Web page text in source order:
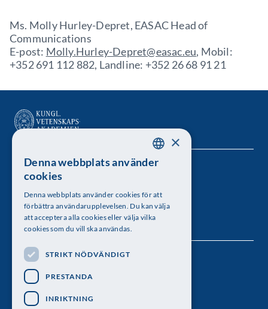
Ms. Molly Hurley-Depret, EASAC Head of
Communications
E-post: Molly.Hurley-Depret@easac.eu, Mobil:
+352 691 112 882, Landline: +352 26 68 91 21
Kungl. Vetenskapsakademien
Besöksadress: Lilla Frescativägen 4A
Telefon: 08-673 95 00
Följ oss
SWEDISH
×
Denna webbplats använder
cookies
Denna webbplats använder cookies för att
förbättra användarupplevelsen. Du kan välja
att acceptera alla cookies eller välja vilka
cookies som du vill ska användas.
STRIKT NÖDVÄNDIGT
PRESTANDA
INRIKTNING